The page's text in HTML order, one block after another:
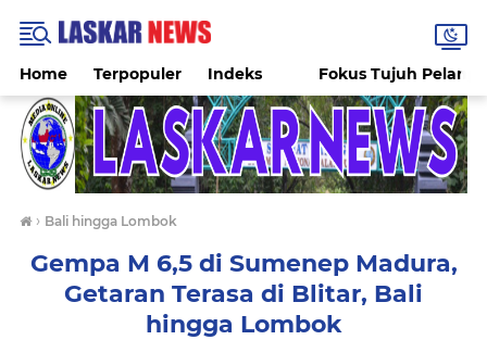
Home Terpopuler Indeks Fokus Tujuh
› Bali hingga Lombok
Gempa M 6,5 di Sumenep Madura,
Getaran Terasa di Blitar, Bali
hingga Lombok